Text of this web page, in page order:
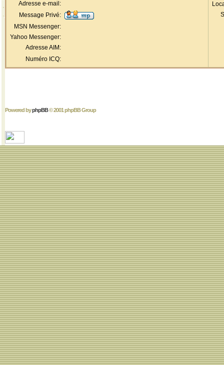
Adresse e-mail:
Message Privé:
MSN Messenger:
Yahoo Messenger:
Adresse AIM:
Numéro ICQ:
Powered byphpBB© 2001 phpBB Group